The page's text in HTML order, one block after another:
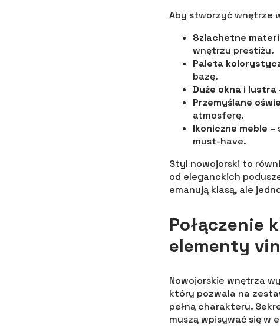
Aby stworzyć wnętrze
Szlachetne
wnętrzu prestiżu.
Paleta
bazę.
Duże okna i lustra
Przemyślane
atmosferę.
Ikoniczne meble –
must-have.
Styl nowojorski to
od eleganckich
emanują klasą, ale
Połączenie
elementy
Nowojorskie wnętrza
który pozwala na
pełną charakteru.
muszą wpisywać się w